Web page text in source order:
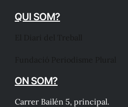
QUI SOM?
ON SOM?
Carrer Bailén 5, principal.